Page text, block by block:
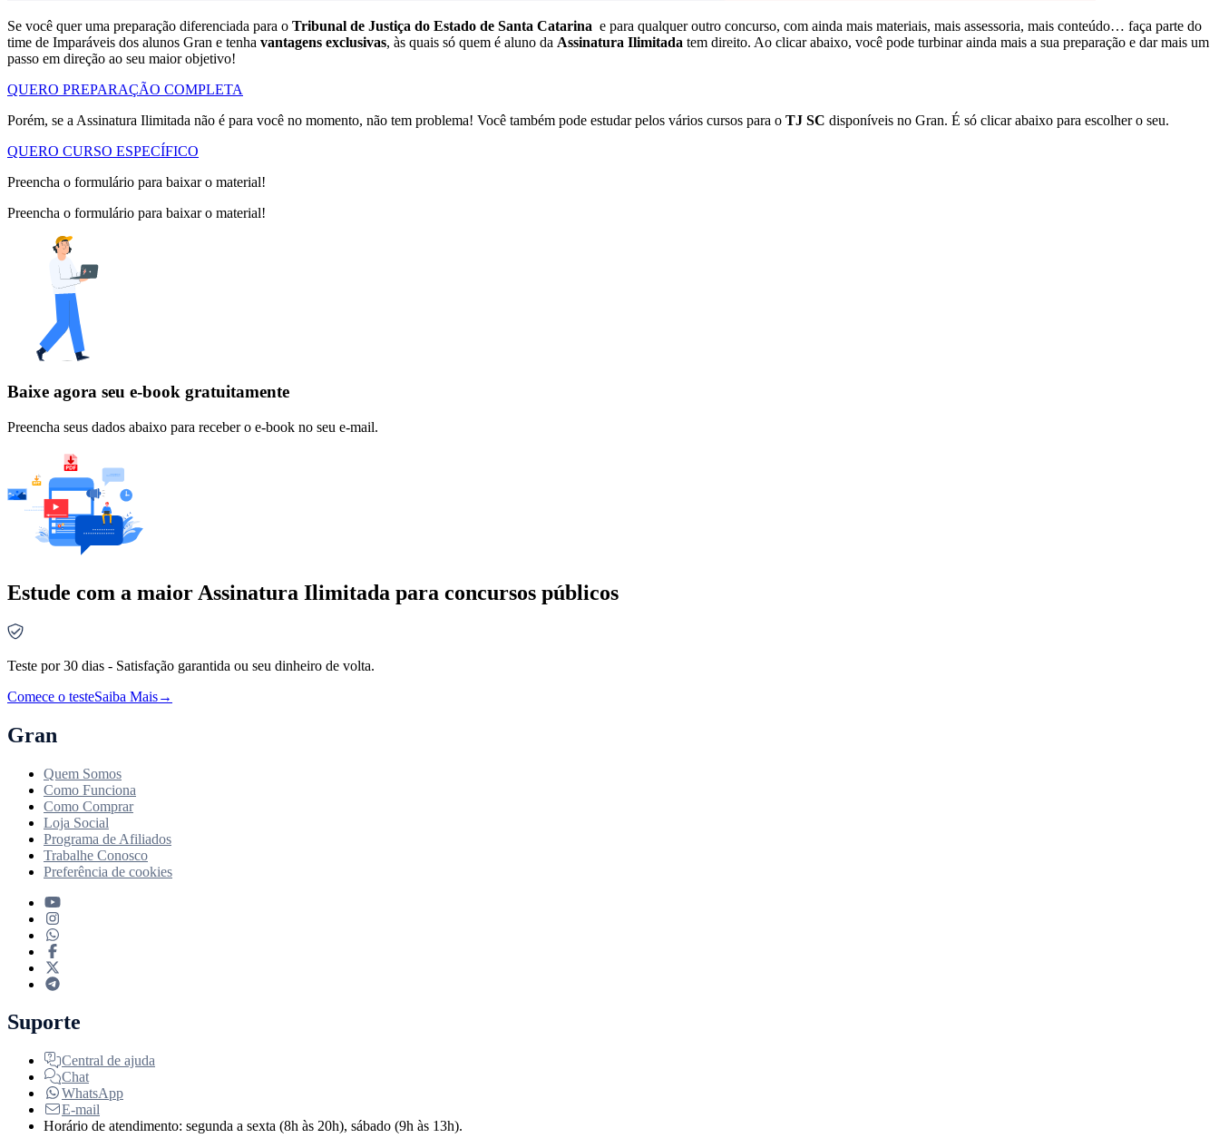
Se você quer uma preparação diferenciada para o Tribunal de Justiça do Estado de Santa Catarina e para qualquer outro concurso, com ainda mais materiais, mais assessoria, mais conteúdo… faça parte do
time de Imparáveis dos alunos Gran e tenha vantagens exclusivas, às quais só quem é aluno da Assinatura Ilimitada tem direito. Ao clicar abaixo, você pode turbinar ainda mais a sua preparação e dar mais um
passo em direção ao seu maior objetivo!
QUERO PREPARAÇÃO COMPLETA
Porém, se a Assinatura Ilimitada não é para você no momento, não tem problema! Você também pode estudar pelos vários cursos para o TJ SC disponíveis no Gran. É só clicar abaixo para escolher o seu.
QUERO CURSO ESPECÍFICO
Preencha o formulário para baixar o material!
Preencha o formulário para baixar o material!
Baixe agora seu e-book gratuitamente
Preencha seus dados abaixo para receber o e-book no seu e-mail.
Estude com a maior Assinatura Ilimitada para concursos públicos
Teste por 30 dias - Satisfação garantida ou seu dinheiro de volta.
Comece o testeSaiba Mais→
Gran
Quem Somos
Como Funciona
Como Comprar
Loja Social
Programa de Afiliados
Trabalhe Conosco
Preferência de cookies
Suporte
Central de ajuda
Chat
WhatsApp
E-mail
Horário de atendimento: segunda a sexta (8h às 20h), sábado (9h às 13h).